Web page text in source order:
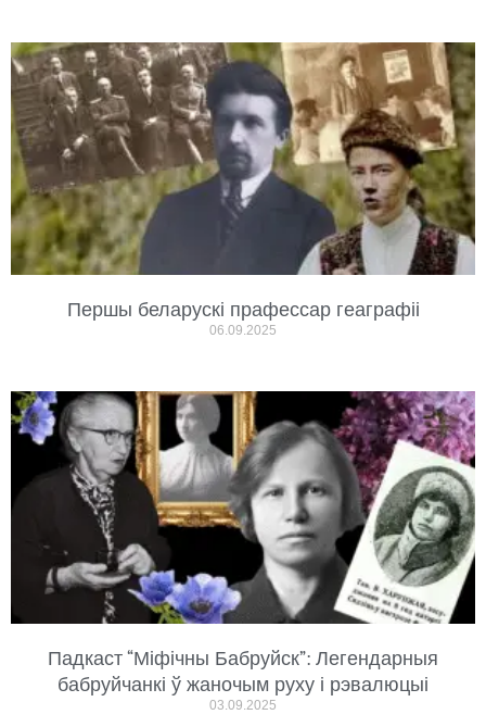
Першы беларускі прафессар геаграфіі
06.09.2025
Падкаст “Міфічны Бабруйск”: Легендарныя
бабруйчанкі ў жаночым руху і рэвалюцыі
03.09.2025